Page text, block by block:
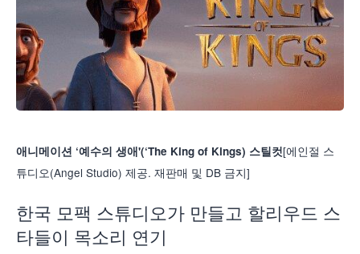
애니메이션 ‘예수의 생애'(‘The King of Kings) 스틸컷[에인절 스
튜디오(Angel Studio) 제공. 재판매 및 DB 금지]
한국 모팩 스튜디오가 만들고 할리우드 스
타들이 목소리 연기